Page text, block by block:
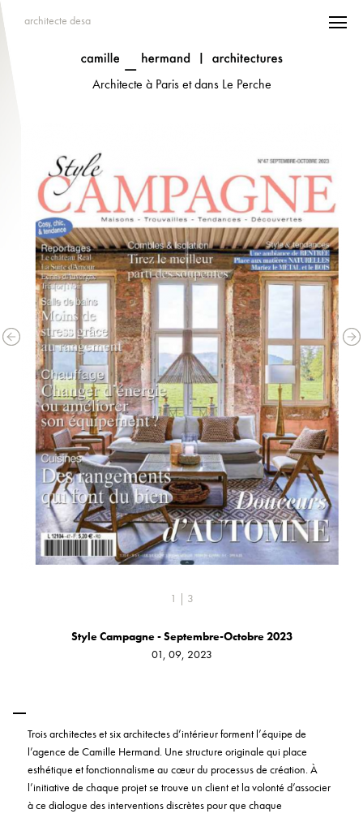
architecte desa
Architecte à Paris et dans Le Perche
1 | 3
Style Campagne - Septembre-Octobre 2023
01, 09, 2023
Trois architectes et six architectes d’intérieur forment l’équipe de
l’agence de Camille Hermand. Une structure originale qui place
esthétique et fonctionnalisme au cœur du processus de création. À
l’initiative de chaque projet se trouve un client et la volonté d’associer
à ce dialogue des interventions discrètes pour que chaque